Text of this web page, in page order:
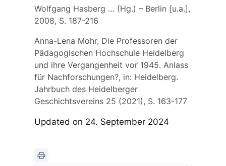
Wolfgang Hasberg … (Hg.) – Berlin [u.a.],
2008, S. 187-216
Anna-Lena Mohr, Die Professoren der
Pädagogischen Hochschule Heidelberg
und ihre Vergangenheit vor 1945. Anlass
für Nachforschungen?, in: Heidelberg.
Jahrbuch des Heidelberger
Geschichtsvereins 25 (2021), S. 163-177
Updated on 24. September 2024